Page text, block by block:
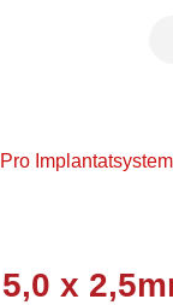
Implantatsystem
x